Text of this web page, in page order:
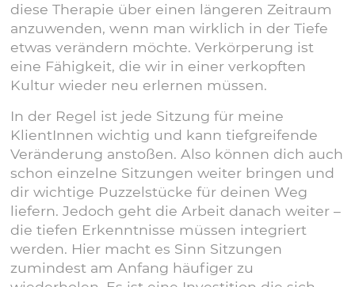
diese Therapie über einen längeren Zeitraum
anzuwenden, wenn man wirklich in der Tiefe
etwas verändern möchte. Verkörperung ist
eine Fähigkeit, die wir in einer verkopften
Kultur wieder neu erlernen müssen.
In der Regel ist jede Sitzung für meine
KlientInnen wichtig und kann tiefgreifende
Veränderung anstoßen. Also können dich auch
schon einzelne Sitzungen weiter bringen und
dir wichtige Puzzelstücke für deinen Weg
liefern. Jedoch geht die Arbeit danach weiter –
die tiefen Erkenntnisse müssen integriert
werden. Hier macht es Sinn Sitzungen
zumindest am Anfang häufiger zu